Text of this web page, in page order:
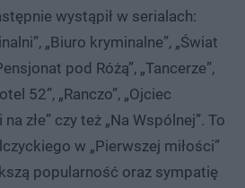
wystąpił w serialach:
„Biuro kryminalne”, „Świat
pod Różą”, „Tancerze”,
52”, „Ranczo”, „Ojciec
złe” czy też „Na Wspólnej”. To
w „Pierwszej miłości”
popularność oraz sympatię